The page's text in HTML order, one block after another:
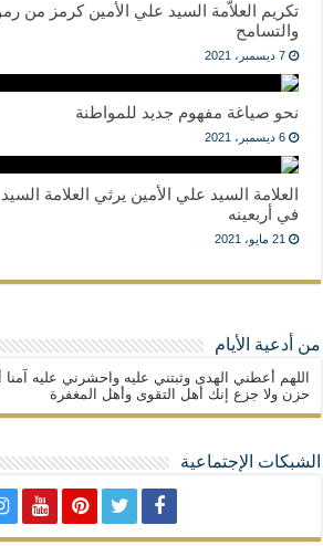
تكريم العلاّمة السيد علي الأمين كرمز من
والتسامح
7 ديسمبر، 2021
نحو صياغة مفهوم جديد للمواطنة
6 ديسمبر، 2021
العلامة السيد علي الأمين يرثي العلامة
في أربعينه
21 مايو، 2021
من أدعية الأيام
اللهم أعطني الهدى وثبتني عليه واحشرني عليه
حزن ولا جزع إنك أهل التقوى وأهل المغفرة
الشبكات الإجتماعية